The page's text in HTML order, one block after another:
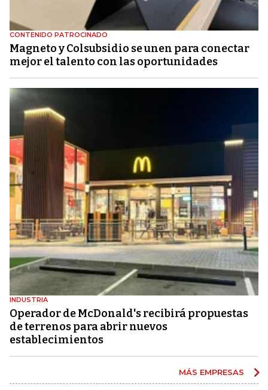
CONTENIDO PATROCINADO
Magneto y Colsubsidio se unen para conectar
mejor el talento con las oportunidades
INDUSTRIA
Operador de McDonald's recibirá propuestas
de terrenos para abrir nuevos
establecimientos
MÁS EMPRESAS